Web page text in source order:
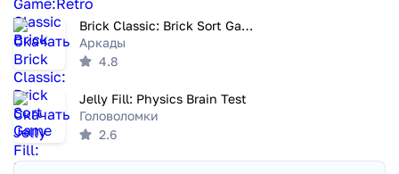
Brick Classic: Brick Sort Game
Аркады
4.8
Jelly Fill: Physics Brain Test
Головоломки
2.6